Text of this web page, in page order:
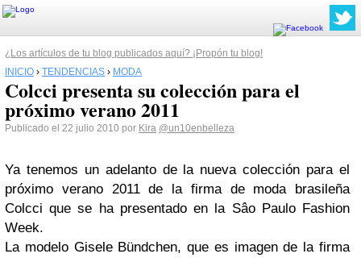
¿Los artículos de tu blog publicados aquí? ¡Propón tu blog!
INICIO › TENDENCIAS › MODA
Colcci presenta su colección para el
próximo verano 2011
Publicado el 22 julio 2010 por Kira @un10enbelleza
Ya tenemos un adelanto de la nueva colección para el
próximo verano 2011de la firma de moda brasileña
Colccique se ha presentado en la Sâo Paulo Fashion
Week.
La modelo Gisele Bündchen, que es imagen de la firma